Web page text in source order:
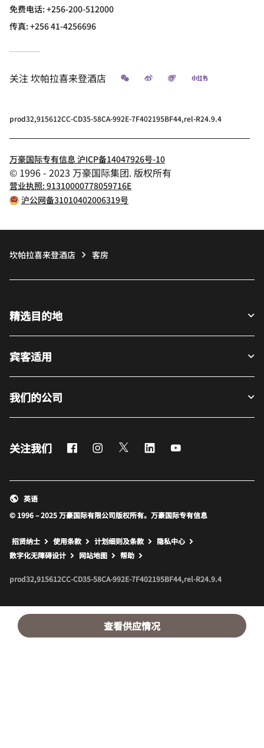
查看供应情况
免费电话:+256-200-512000
传真:+256 41-4256696
关注 坎帕拉喜来登酒店 微信 微博 飞猪 小红书
prod32,915612CC-CD35-58CA-992E-7F402195BF44,rel-R24.9.4
万豪国际专有信息 沪ICP备14047926号-10
© 1996 - 2023 万豪国际集团. 版权所有
营业执照: 91310000778059716E
沪公网备31010402006319号
坎帕拉喜来登酒店 客房
精选目的地
宾客适用
我们的公司
关注我们 FacebookInstagram
Twitter LinkedIn
© 1996 – 2025 万豪国际有限公司版权所有。万豪国际专有信息
英语
招贤纳士 使用条款 计划细则及条款
隐私中心
数字化无障碍设计
网站地图 打开新窗口
帮助
prod32,915612CC-CD35-58CA-992E-7F402195BF44,rel-R24.9.4